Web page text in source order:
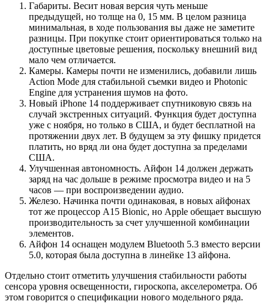
Габариты. Весит новая версия чуть меньше
предыдущей, но толще на 0, 15 мм. В целом разница
минимальная, в ходе пользования вы даже не заметите
разницы. При покупке стоит ориентироваться только на
доступные цветовые решения, поскольку внешний вид
мало чем отличается.
Камеры. Камеры почти не изменились, добавили лишь
Action Mode для стабильной съемки видео и Photonic
Engine для устранения шумов на фото.
Новый iPhone 14 поддерживает спутниковую связь на
случай экстренных ситуаций. Функция будет доступна
уже с ноября, но только в США, и будет бесплатной на
протяжении двух лет. В будущем за эту фишку придется
платить, но вряд ли она будет доступна за пределами
США.
Улучшенная автономность. Айфон 14 должен держать
заряд на час дольше в режиме просмотра видео и на 5
часов — при воспроизведении аудио.
Железо. Начинка почти одинаковая, в новых айфонах
тот же процессор А15 Bionic, но Apple обещает высшую
производительность за счет улучшенной комбинации
элементов.
Айфон 14 оснащен модулем Bluetooth 5.3 вместо версии
5.0, которая была доступна в линейке 13 айфона.
Отдельно стоит отметить улучшения стабильности работы
сенсора уровня освещенности, гироскопа, акселерометра. Об
этом говорится о спецификации нового модельного ряда.